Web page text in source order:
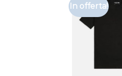
In offerta!